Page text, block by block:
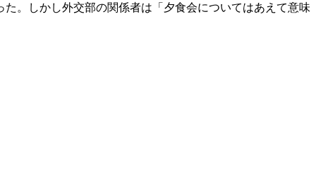
。しかし外交部の関係者は「夕食会についてはあえて意味